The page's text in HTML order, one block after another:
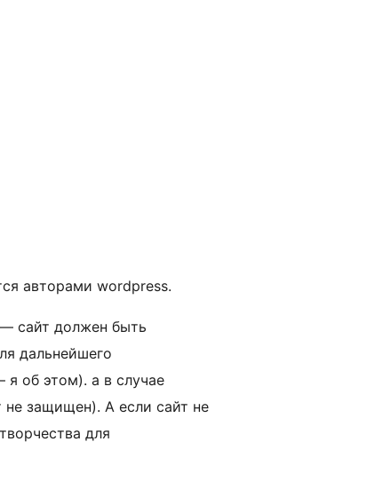
авторами wordpress.
сайт должен быть
дальнейшего
я об этом). а в случае
не защищен). А если сайт не
для